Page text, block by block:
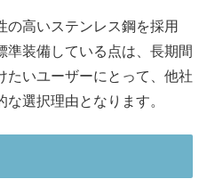
の高いステンレス鋼を採用
準装備している点は、長期間
たいユーザーにとって、他社
選択理由となります。